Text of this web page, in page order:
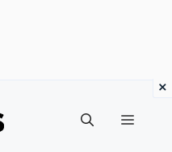
Menu